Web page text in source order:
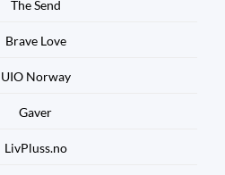
The Send
Brave Love
UIO Norway
Gaver
LivPluss.no